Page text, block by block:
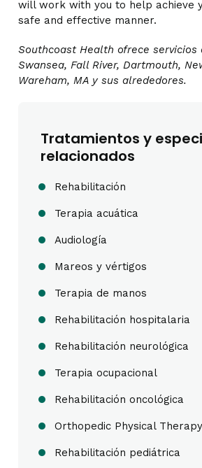
will work with you to help achieve
safe and effective manner.
Southcoast Health ofrece
Swansea, Fall River, Dartmouth,
Wareham, MA y sus alrededores.
Tratamientos y
relacionados
Rehabilitación
Terapia acuática
Audiología
Mareos y vértigos
Terapia de manos
Rehabilitación hospitalaria
Rehabilitación neurológica
Terapia ocupacional
Rehabilitación oncológica
Orthopedic Physical Therapy
Rehabilitación pediátrica